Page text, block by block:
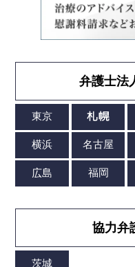
弁護士法
協力弁